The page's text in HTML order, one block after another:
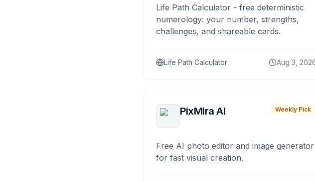
Life Path Calculator - free deterministic
numerology: your number, strengths,
challenges, and shareable cards.
Life Path Calculator Aug 3,
PixMira AI Weekly Pick
Free AI photo editor and image generator
for fast visual creation.